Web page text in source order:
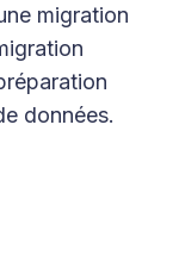
migration
données.